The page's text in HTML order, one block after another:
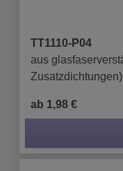
TT1110-P04
aus
ab 1,98 €